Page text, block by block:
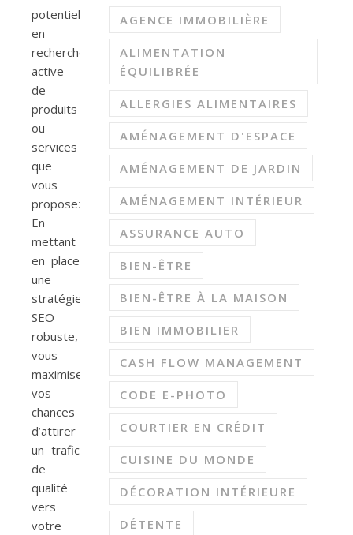
potentiels
en
recherche
active
de
produits
ou
services
que
vous
proposez.
En
mettant
en place
une
stratégie
SEO
robuste,
vous
maximisez
vos
chances
d’attirer
un trafic
de
qualité
vers
votre
AGENCE IMMOBILIÈRE
ALIMENTATION
ÉQUILIBRÉE
ALLERGIES ALIMENTAIRES
AMÉNAGEMENT D'ESPACE
AMÉNAGEMENT DE JARDIN
AMÉNAGEMENT INTÉRIEUR
ASSURANCE AUTO
BIEN-ÊTRE
BIEN-ÊTRE À LA MAISON
BIEN IMMOBILIER
CASH FLOW MANAGEMENT
CODE E-PHOTO
COURTIER EN CRÉDIT
CUISINE DU MONDE
DÉCORATION INTÉRIEURE
DÉTENTE